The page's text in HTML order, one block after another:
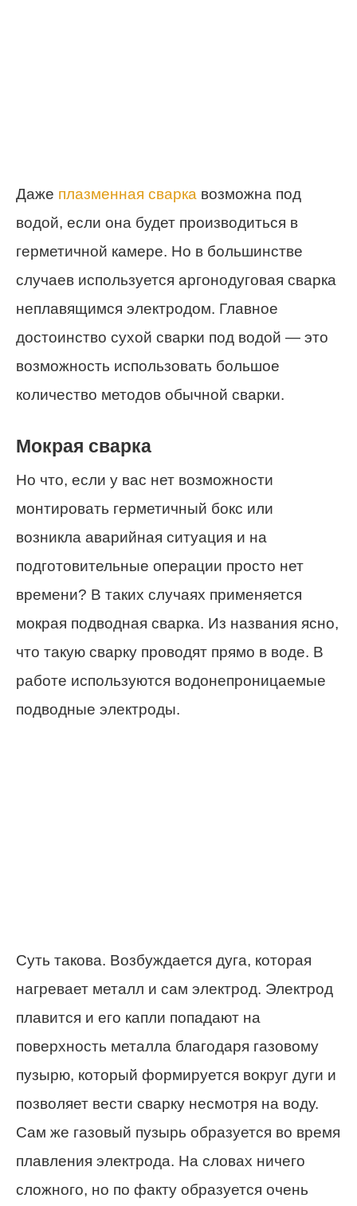
Даже плазменная сварка возможна под
водой, если она будет производиться в
герметичной камере. Но в большинстве
случаев используется аргонодуговая сварка
неплавящимся электродом. Главное
достоинство сухой сварки под водой — это
возможность использовать большое
количество методов обычной сварки.
Мокрая сварка
Но что, если у вас нет возможности
монтировать герметичный бокс или
возникла аварийная ситуация и на
подготовительные операции просто нет
времени? В таких случаях применяется
мокрая подводная сварка. Из названия ясно,
что такую сварку проводят прямо в воде. В
работе используются водонепроницаемые
подводные электроды.
Суть такова. Возбуждается дуга, которая
нагревает металл и сам электрод. Электрод
плавится и его капли попадают на
поверхность металла благодаря газовому
пузырю, который формируется вокруг дуги и
позволяет вести сварку несмотря на воду.
Сам же газовый пузырь образуется во время
плавления электрода. На словах ничего
сложного, но по факту образуется очень